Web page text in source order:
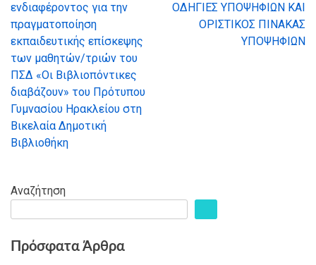
άρθρων
ενδιαφέροντος για την
πραγματοποίηση
εκπαιδευτικής επίσκεψης
των μαθητών/τριών του
ΠΣΔ «Οι Βιβλιοπόντικες
διαβάζουν» του Πρότυπου
Γυμνασίου Ηρακλείου στη
Βικελαία Δημοτική
Βιβλιοθήκη
ΟΔΗΓΙΕΣ ΥΠΟΨΗΦΙΩΝ ΚΑΙ
ΟΡΙΣΤΙΚΟΣ ΠΙΝΑΚΑΣ
ΥΠΟΨΗΦΙΩΝ
Αναζήτηση
Πρόσφατα Άρθρα